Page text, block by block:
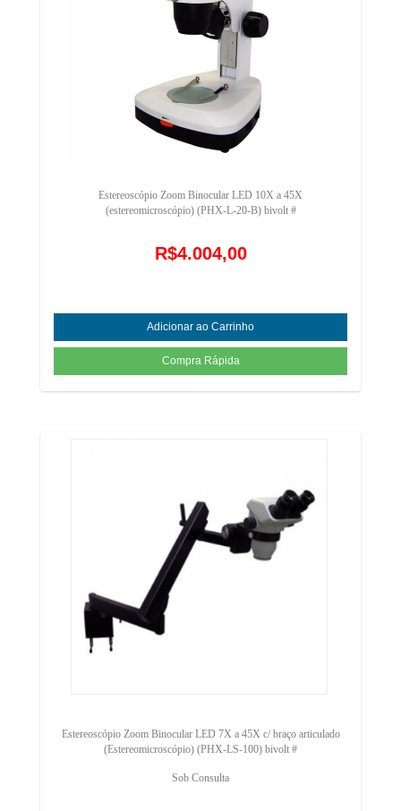
Estereoscópio Zoom Binocular LED 10X a 45X
(estereomicroscópio) (PHX-L-20-B) bivolt #
R$4.004,00
Estereoscópio Zoom Binocular LED 7X a 45X c/ braço articulado
(Estereomicroscópio) (PHX-LS-100) bivolt #
Sob Consulta